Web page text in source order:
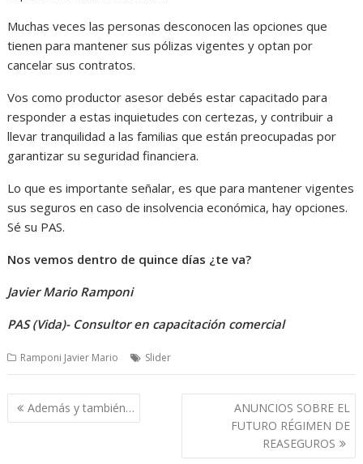
Muchas veces las personas desconocen las opciones que
tienen para mantener sus pólizas vigentes y optan por
cancelar sus contratos.
Vos como productor asesor debés estar capacitado para
responder a estas inquietudes con certezas, y contribuir a
llevar tranquilidad a las familias que están preocupadas por
garantizar su seguridad financiera.
Lo que es importante señalar, es que para mantener vigentes
sus seguros en caso de insolvencia económica, hay opciones.
Sé su PAS.
Nos vemos dentro de quince días ¿te va?
Javier Mario Ramponi
PAS (Vida)- Consultor en capacitación comercial
Ramponi Javier Mario Slider
Navegación
de
Además y también…
ANUNCIOS SOBRE EL
FUTURO RÉGIMEN DE
REASEGUROS